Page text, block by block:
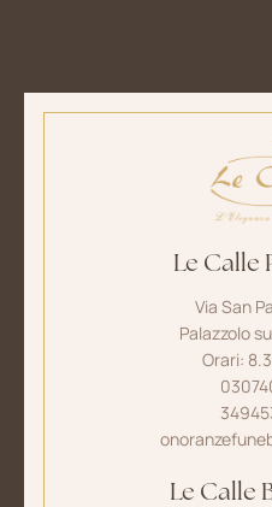
Le Calle
Via San
Palazzolo
Orari:
Le Calle